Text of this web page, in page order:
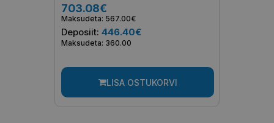
703.08€
Maksudeta: 567.00€
Deposiit: 446.40€
Maksudeta: 360.00
LISA OSTUKORVI